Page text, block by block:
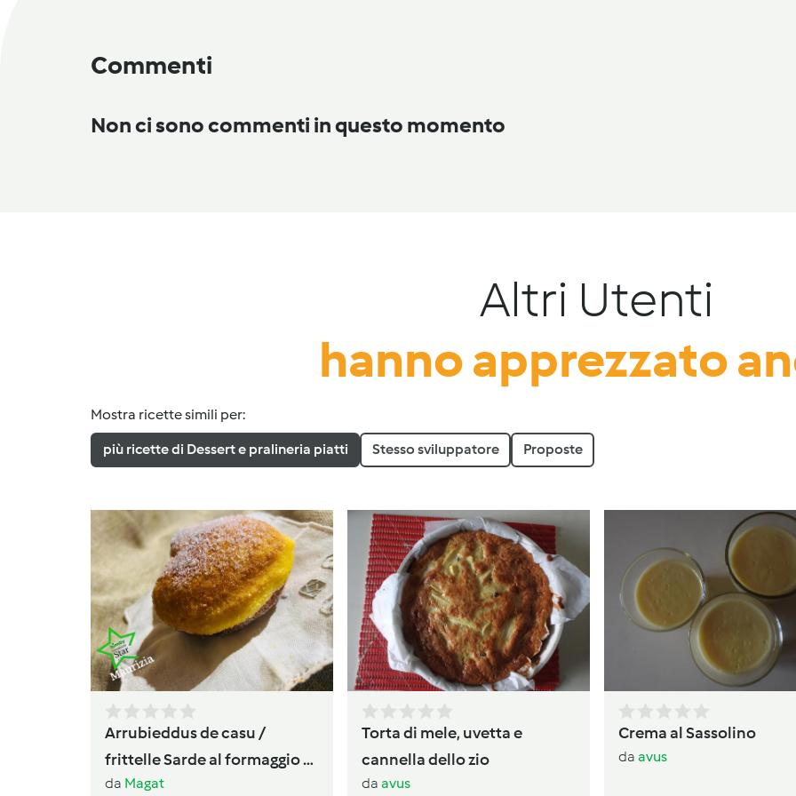
Commenti
Non ci sono commenti in questo momento
Altri Utenti
hanno apprezzato
Mostra ricette simili per:
più ricette di Dessert e pralineria piatti Stesso sviluppatore Proposte
Arrubieddus de casu /
frittelle Sarde al formaggio di
carnevale
da Magat
Torta di mele, uvetta e
cannella dello zio
da avus
Crema al Sassolino
da avus